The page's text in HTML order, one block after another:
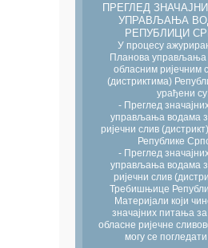
ПРЕГЛЕД
УПРАВЉАЊА
РЕПУБЛИЦИ
У процесу
Планова управљања
обласним ријечним
(дистриктима)
урађени
- Преглед
управљања водама
ријечни слив
Републике
- Преглед
управљања водама
ријечни слив
Требишњице
Материјали који
значајних питања
обласне ријечне
могу се погледати